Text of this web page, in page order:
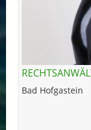
Bad Hofgastein